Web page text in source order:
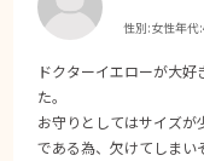
性別:女性年代:
ドクターイエローが大
た。
お守りとしてはサイズが
である為、欠けてしまい